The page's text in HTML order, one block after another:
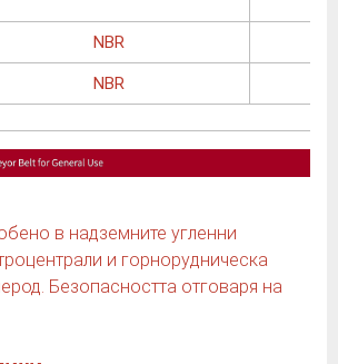
NBR
NBR
в надземните угленни
и горнорудническа
Безопасността отговаря на